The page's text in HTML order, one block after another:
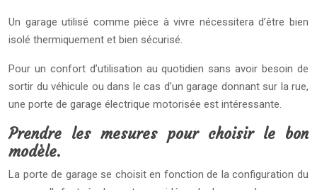
Un garage utilisé comme pièce à vivre nécessitera d’être bien
isolé thermiquement et bien sécurisé.
Pour un confort d’utilisation au quotidien sans avoir besoin de
sortir du véhicule ou dans le cas d’un garage donnant sur la rue,
une porte de garage électrique motorisée est intéressante.
Prendre les mesures pour choisir le bon
modèle.
La porte de garage se choisit en fonction de la configuration du